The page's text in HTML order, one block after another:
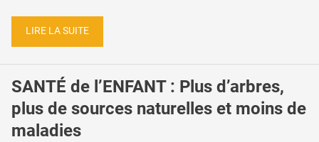
LIRE LA SUITE
SANTÉ de l’ENFANT : Plus d’arbres,
plus de sources naturelles et moins de
maladies